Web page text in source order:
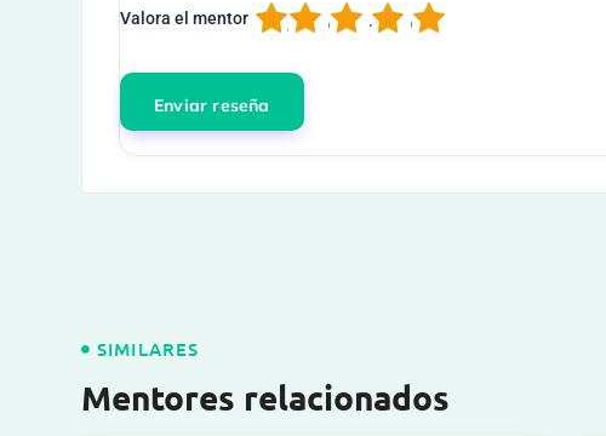
Valora el mentor 5
4
3
2
1
SIMILARES
Mentores relacionados